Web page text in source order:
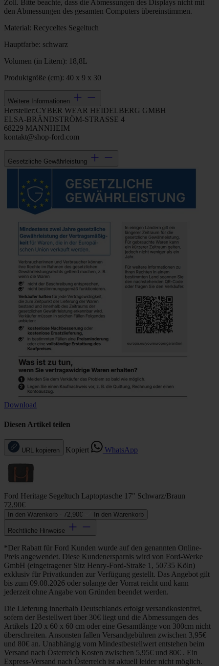
Zoll. Bitte beachte, dass die Abmessungen des Displays nicht mit
den Abmessungen des gesamten Computers übereinstimmen.
Material: Recyceltes Segeltuch
Hauptfarbe: schwarz
Volumen (in Litern): 18,8L
Produktgröße (cm): 40 x 9 x 30
Weitere Informationen
Hersteller:CYBER WEAR HEIDELBERG GMBH
ELSA-BRÄNDSTRÖM-STRASSE 4
68229 MANNHEIM
kontakt@shop-ford.com
Gesetzliche Gewährleistung
Download
Diesen Artikel teilen
URL kopieren Kopiert WhatsApp
Ford Heritage Segeltuch Laptoptasche 17" Schwarz/Braun
72,90€
In den Warenkorb - 72,90€ In den Warenkorb
Rechtliche Hinweise
*Der Rabatt für Ford Kunden wurde auf den genannten Online-
Preis angewendet. Diese Kundenersparnis wird von Ford-Werke
GmbH (eingetragener Sitz Henry-Ford-Straße 1, 50735 Köln)
exklusiv für Privatkunden zur Verfügung gestellt. Das Angebot gilt
bis zum 09.08.2026 oder solange der Vorrat reicht und kann
jederzeit ohne Angabe von Gründen beendet werden.
Die Lieferung innerhalb Deutschlands erfolgt versandkostenfrei,
sofern der Bestellwert über 30€ liegt und die Abmessungen des
Artikels 120 x 60 x 60 cm oder eine Gesamtlänge von 300cm nicht
überschreiten. Ansonsten fallen Versandgebühren zwischen 3,95€
und 80€ an. Unabhängig vom Mindestbestellwert entstehen beim
Versand nach Österreich Kosten zwischen 5,95€ und 80€ . Ein
Express-Versand nach Österreich ist aktuell leider nicht möglich.